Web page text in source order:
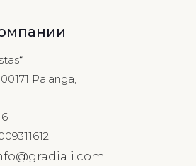
Palanga,